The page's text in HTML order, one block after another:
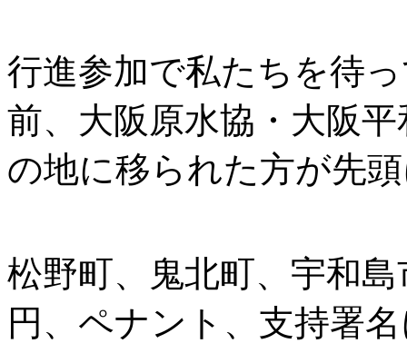
行進参加で私たちを待
前、大阪原水協・大阪
の地に移られた方が先
松野町、鬼北町、宇和
円、ペナント、支持署